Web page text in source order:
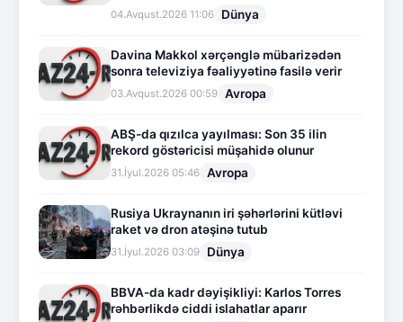
04.Avqust.2026 11:06 Dünya
Davina Makkol xərçənglə mübarizədən
sonra televiziya fəaliyyətinə fasilə verir
03.Avqust.2026 00:59 Avropa
ABŞ-da qızılca yayılması: Son 35 ilin
rekord göstəricisi müşahidə olunur
31.İyul.2026 05:46 Avropa
Rusiya Ukraynanın iri şəhərlərini kütləvi
raket və dron atəşinə tutub
31.İyul.2026 03:09 Dünya
BBVA-da kadr dəyişikliyi: Karlos Torres
rəhbərlikdə ciddi islahatlar aparır